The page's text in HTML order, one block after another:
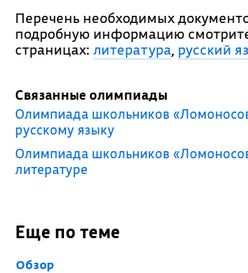
Перечень необходимых
подробную информацию
страницах: литература, русский
Связанные олимпиады
Олимпиада школьников
русскому языку
Олимпиада школьников
литературе
Еще по теме
Обзор